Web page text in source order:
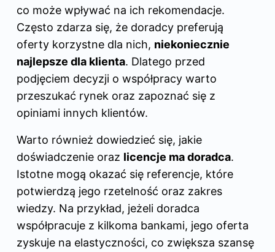
co może wpływać na ich rekomendacje.
Często zdarza się, że doradcy preferują
oferty korzystne dla nich, niekoniecznie
najlepsze dla klienta. Dlatego przed
podjęciem decyzji o współpracy warto
przeszukać rynek oraz zapoznać się z
opiniami innych klientów.
Warto również dowiedzieć się, jakie
doświadczenie oraz licencje ma doradca.
Istotne mogą okazać się referencje, które
potwierdzą jego rzetelność oraz zakres
wiedzy. Na przykład, jeżeli doradca
współpracuje z kilkoma bankami, jego oferta
zyskuje na elastyczności, co zwiększa szansę